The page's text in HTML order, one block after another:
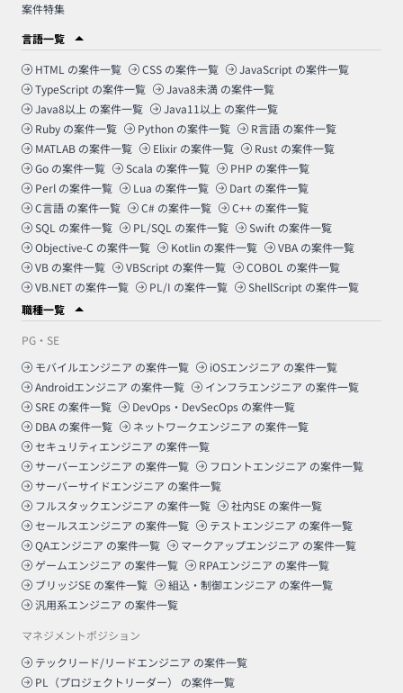
案件特集
言語一覧
HTML の案件一覧 CSS の案件一覧 JavaScript の案件一覧
TypeScript の案件一覧 Java8未満 の案件一覧
Java8以上 の案件一覧 Java11以上 の案件一覧
Ruby の案件一覧 Python の案件一覧 R言語 の案件一覧
MATLAB の案件一覧 Elixir の案件一覧 Rust の案件一覧
Go の案件一覧 Scala の案件一覧 PHP の案件一覧
Perl の案件一覧 Lua の案件一覧 Dart の案件一覧
C言語 の案件一覧 C# の案件一覧 C++ の案件一覧
SQL の案件一覧 PL/SQL の案件一覧 Swift の案件一覧
Objective-C の案件一覧 Kotlin の案件一覧 VBA の案件一覧
VB の案件一覧 VBScript の案件一覧 COBOL の案件一覧
VB.NET の案件一覧 PL/I の案件一覧 ShellScript の案件一覧
職種一覧
PG・SE
モバイルエンジニア の案件一覧 iOSエンジニア の案件一覧
Androidエンジニア の案件一覧 インフラエンジニア の案件一覧
SRE の案件一覧 DevOps・DevSecOps の案件一覧
DBA の案件一覧 ネットワークエンジニア の案件一覧
セキュリティエンジニア の案件一覧
サーバーエンジニア の案件一覧 フロントエンジニア の案件一覧
サーバーサイドエンジニア の案件一覧
フルスタックエンジニア の案件一覧 社内SE の案件一覧
セールスエンジニア の案件一覧 テストエンジニア の案件一覧
QAエンジニア の案件一覧 マークアップエンジニア の案件一覧
ゲームエンジニア の案件一覧 RPAエンジニア の案件一覧
ブリッジSE の案件一覧 組込・制御エンジニア の案件一覧
汎用系エンジニア の案件一覧
マネジメントポジション
テックリード/リードエンジニア の案件一覧
PL（プロジェクトリーダー）
の案件一覧